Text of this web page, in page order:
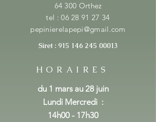
64 300 Orthez
tel :06 28 91 27 34
pepinierelapepi@gmail.com
Siret : 915 146 245 00013
du 1 mars au 28 juin
Lundi Mercredi :
14h00 - 17h30
HORAIRES